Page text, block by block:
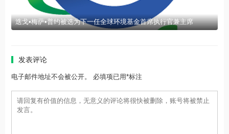
迭戈•梅萨•普约被选为下一任全球环境基金首席执行官兼主席
发表评论
电子邮件地址不会被公开。 必填项已用*标注